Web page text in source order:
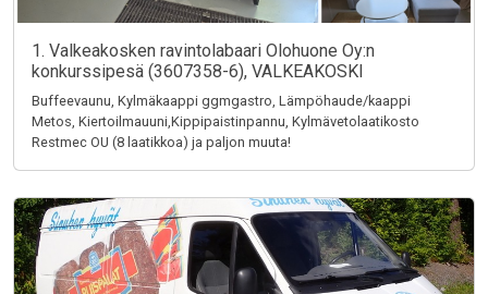
1. Valkeakosken ravintolabaari Olohuone Oy:n
konkurssipesä (3607358-6), VALKEAKOSKI
Buffeevaunu, Kylmäkaappi ggmgastro, Lämpöhaude/kaappi
Metos, Kiertoilmauuni,Kippipaistinpannu, Kylmävetolaatikosto
Restmec OU (8 laatikkoa) ja paljon muuta!